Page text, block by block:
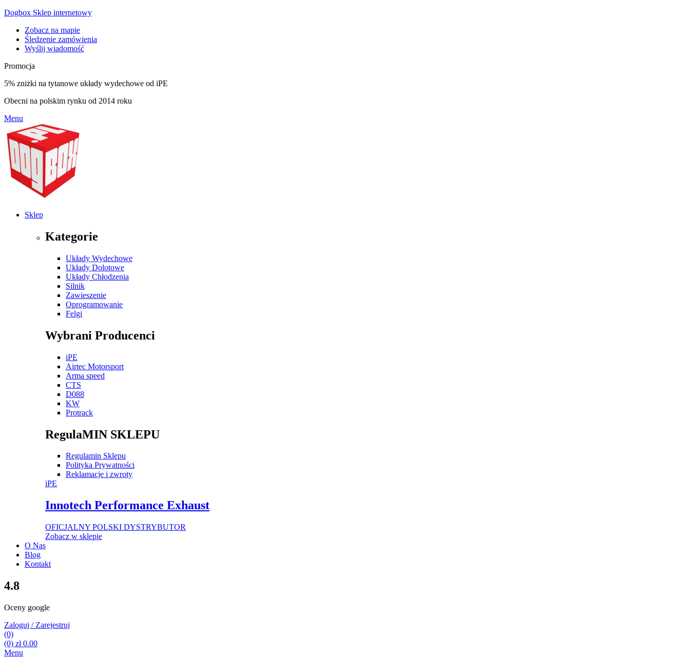
Dogbox Sklep internetowy
Zobacz na mapie
Śledzenie zamówienia
Wyślij wiadomość
Promocja
5% zniżki na tytanowe układy wydechowe od iPE
Obecni na polskim rynku od 2014 roku
Menu
Sklep
Kategorie
Układy Wydechowe
Układy Dolotowe
Układy Chłodzenia
Silnik
Zawieszenie
Oprogramowanie
Felgi
Wybrani Producenci
iPE
Airtec Motorsport
Arma speed
CTS
D088
KW
Protrack
RegulaMIN SKLEPU
Regulamin Sklepu
Polityka Prywatności
Reklamacje i zwroty
iPE
Innotech Performance Exhaust
OFICJALNY POLSKI DYSTRYBUTOR
Zobacz w sklepie
O Nas
Blog
Kontakt
4.8
Oceny google
Zaloguj / Zarejestruj
(0)
(0) zł0.00
Menu